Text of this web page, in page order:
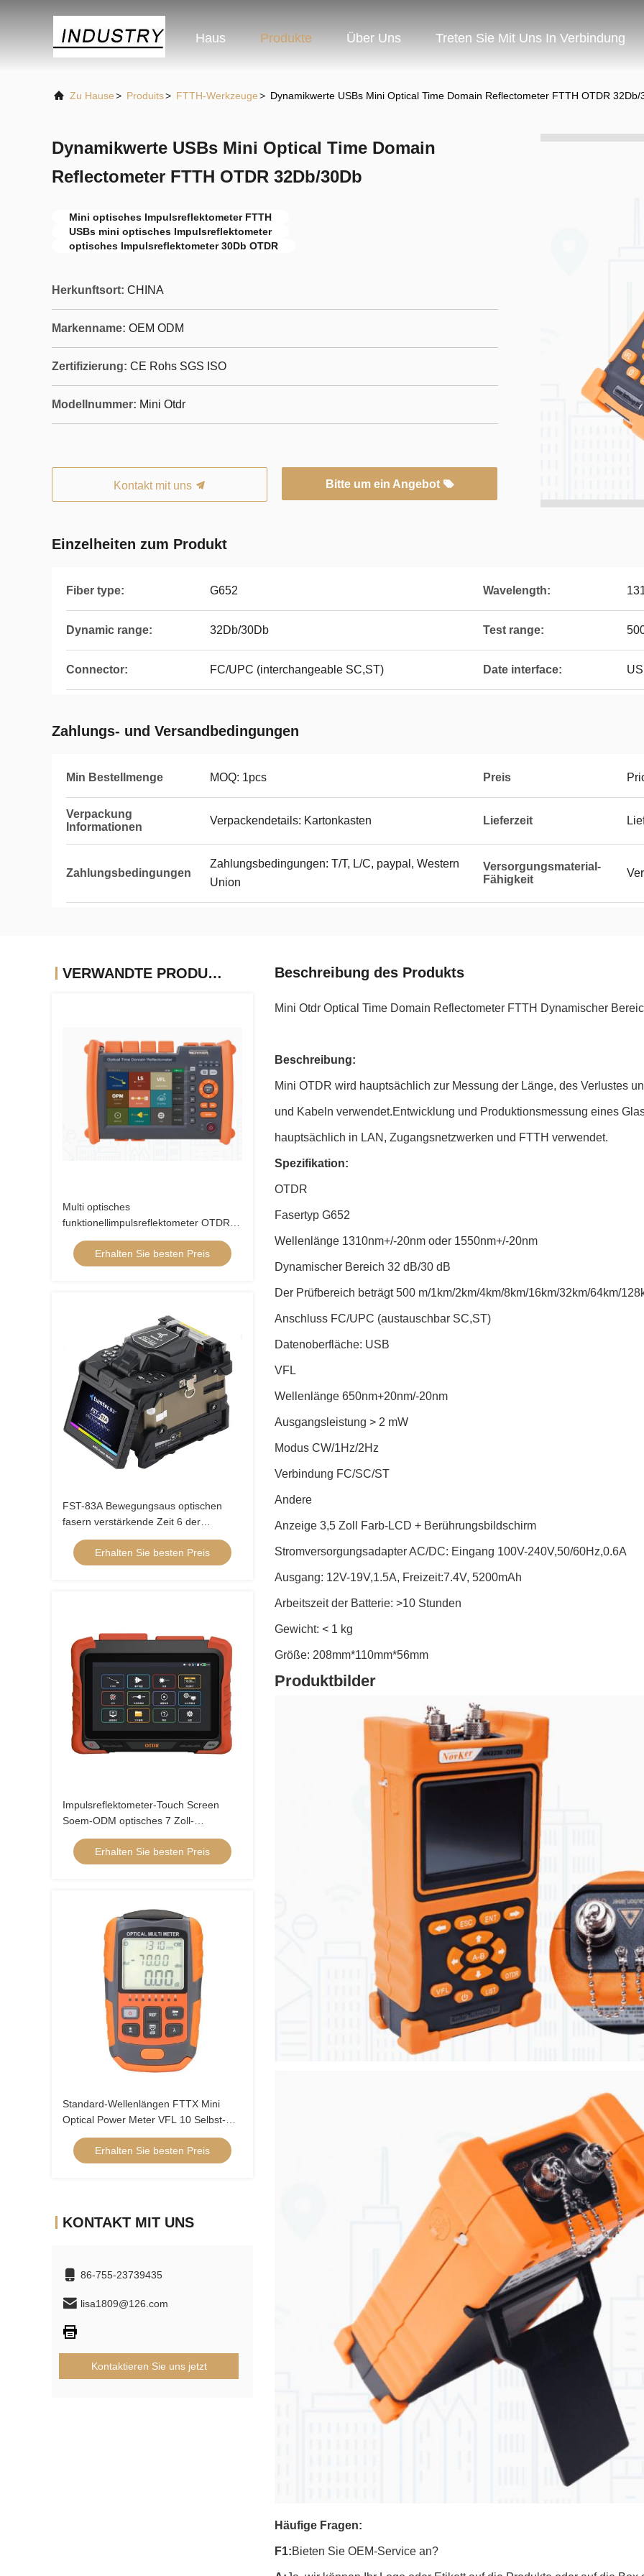
Haus Produkte Über Uns Treten Sie Mit Uns In Verbindung
Zu Hause> Produits> FTTH-Werkzeuge> Dynamikwerte USBs Mini Optical Time Domain Reflectometer FTTH OTDR 32Db/
Dynamikwerte USBs Mini Optical Time Domain
Reflectometer FTTH OTDR 32Db/30Db
Mini optisches Impulsreflektometer FTTH
USBs mini optisches Impulsreflektometer
optisches Impulsreflektometer 30Db OTDR
Herkunftsort: CHINA
Markenname: OEM ODM
Zertifizierung: CE Rohs SGS ISO
Modellnummer: Mini Otdr
Kontakt mit uns Bitte um ein Angebot
Einzelheiten zum Produkt
Fiber type: G652 Wavelength:
Dynamic range: 32Db/30Db Test range:
Connector: FC/UPC (interchangeable SC,ST) Date interface:
Zahlungs- und Versandbedingungen
Min Bestellmenge MOQ: 1pcs Preis
Verpackung
Informationen
Verpackendetails: Kartonkasten Lieferzeit
Zahlungsbedingungen
Zahlungsbedingungen: T/T, L/C, paypal, Western
Union
Versorgungsmaterial-
Fähigkeit
VERWANDTE PRODUKTE
Multi optisches
funktionellimpulsreflektometer OTDR
aus optischen Fasern 32db/30db
Erhalten Sie besten Preis
FST-83A Bewegungsaus optischen
fasern verstärkende Zeit 6 der
Fusions-Maschinen-6 12S zur Länge
20mm bis 60mm
Erhalten Sie besten Preis
Impulsreflektometer-Touch Screen
Soem-ODM optisches 7 Zoll-
Kapazitanz
Erhalten Sie besten Preis
Standard-Wellenlängen FTTX Mini
Optical Power Meter VFL 10 Selbst-
Matic-Abschaltungs-Funktion
Erhalten Sie besten Preis
KONTAKT MIT UNS
86-755-23739435
lisa1809@126.com
Kontaktieren Sie uns jetzt
Beschreibung des Produkts
Mini Otdr Optical Time Domain Reflectometer FTTH Dynamischer
Beschreibung:
Mini OTDR wird hauptsächlich zur Messung der Länge, des Verlustes
und Kabeln verwendet.Entwicklung und Produktionsmessung eines
hauptsächlich in LAN, Zugangsnetzwerken und FTTH verwendet.
Spezifikation:
OTDR
Fasertyp G652
Wellenlänge 1310nm+/-20nm oder 1550nm+/-20nm
Dynamischer Bereich 32 dB/30 dB
Der Prüfbereich beträgt 500 m/1km/2km/4km/8km/16km/32km/64km/
Anschluss FC/UPC (austauschbar SC,ST)
Datenoberfläche: USB
VFL
Wellenlänge 650nm+20nm/-20nm
Ausgangsleistung > 2 mW
Modus CW/1Hz/2Hz
Verbindung FC/SC/ST
Andere
Anzeige 3,5 Zoll Farb-LCD + Berührungsbildschirm
Stromversorgungsadapter AC/DC: Eingang 100V-240V,50/60Hz,0.6A
Ausgang: 12V-19V,1.5A, Freizeit:7.4V, 5200mAh
Arbeitszeit der Batterie: >10 Stunden
Gewicht: < 1 kg
Größe: 208mm*110mm*56mm
Produktbilder
Häufige Fragen:
F1:Bieten Sie OEM-Service an?